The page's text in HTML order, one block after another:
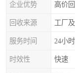
企业优势 高价
回收来源 工厂
服务时间 24小
时效性 快速